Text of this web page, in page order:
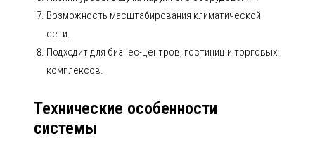
Возможность масштабирования климатической
сети.
Подходит для бизнес-центров, гостиниц и торговых
комплексов.
Технические особенности
системы